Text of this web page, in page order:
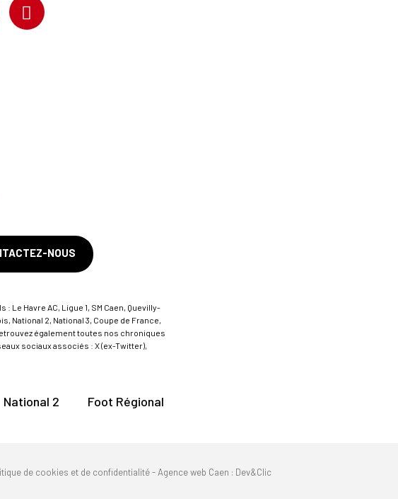
NOUS
Havre AC, Ligue 1, SM Caen, Quevilly-
National 2, National 3, Coupe de France,
également toutes nos chroniques
sociaux associés : X (ex-Twitter),
National 2 Foot Régional
de cookies et de confidentialité-Agence web Caen : Dev&Clic